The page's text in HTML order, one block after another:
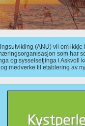
(ANU) vil om ikkje
som har
og sysselsetjinga i Askvoll
medverke til etablering av